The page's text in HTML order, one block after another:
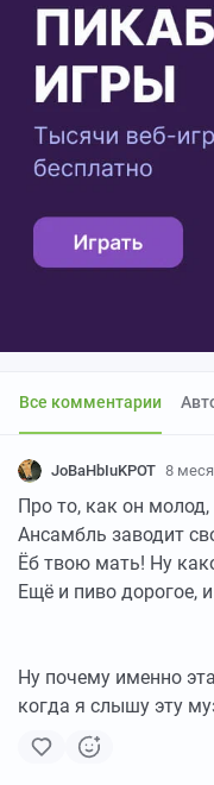
Все комментарии
JoBaHbIuKPOT 8
Про то, как он молод,
Ансамбль заводит
Ёб твою мать! Ну
Ещё и пиво дорогое,
Ну почему именно
когда я слышу эту